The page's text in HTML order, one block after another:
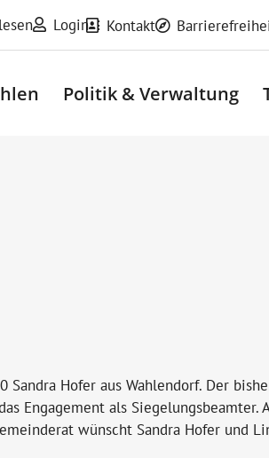
Kontakt
Login
Politik & Verwaltung
Hofer aus Wahlendorf. Der
Engagement als
wünscht Sandra Hofer und